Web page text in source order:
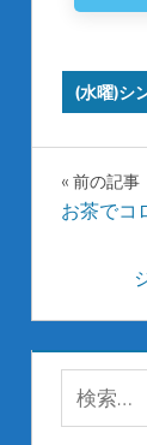
(水曜)シ
投
稿
ビ
ゲ
ー
前の記事
お茶でコ